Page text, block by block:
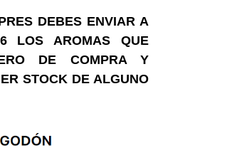
DEBES ENVIAR A
LOS AROMAS QUE
DE COMPRA Y
STOCK DE ALGUNO